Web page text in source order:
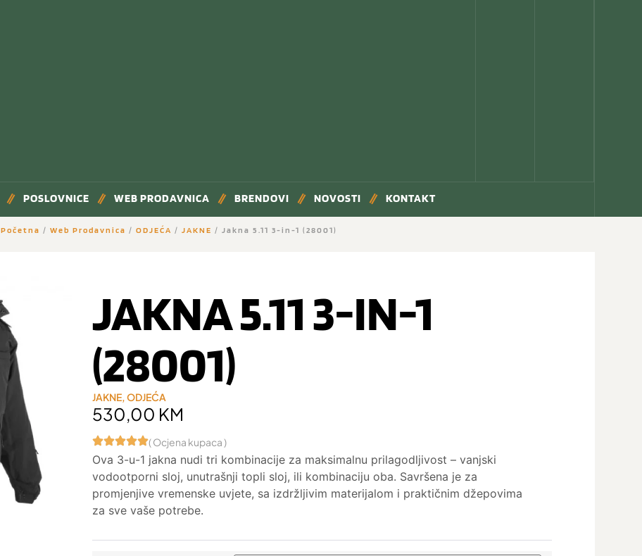
POSLOVNICE WEB PRODAVNICA BRENDOVI NOVOSTI KONTAKT
Početna / Web Prodavnica / ODJEĆA / JAKNE / Jakna 5.11 3-in-1 (28001)
JAKNA 5.11 3-IN-1
(28001)
JAKNE,ODJEĆA
530,00 KM
( Ocjena kupaca )
Ova 3-u-1 jakna nudi tri kombinacije za maksimalnu prilagodljivost – vanjski
vodootporni sloj, unutrašnji topli sloj, ili kombinaciju oba. Savršena je za
promjenjive vremenske uvjete, sa izdržljivim materijalom i praktičnim džepovima
za sve vaše potrebe.